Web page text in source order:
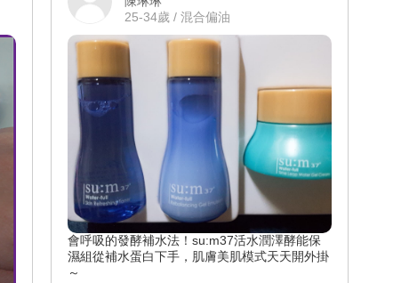
超能膠原飲真的獲得改善後，氣色變的
更好也讓我自身更有信心了起來,真心推
薦還沒試用過的人來試試看! #美周報 #
美妝試用大隊 #膠原蛋白試用 #膠原蛋白
評價 #膠原蛋白推薦 #膠原蛋白 @m2sli
mandsmart
25-34歲 / 混合偏油
會呼吸的發酵補水法！su:m37活水潤澤酵能保
濕組從補水蛋白下手，肌膚美肌模式天天開外掛
～